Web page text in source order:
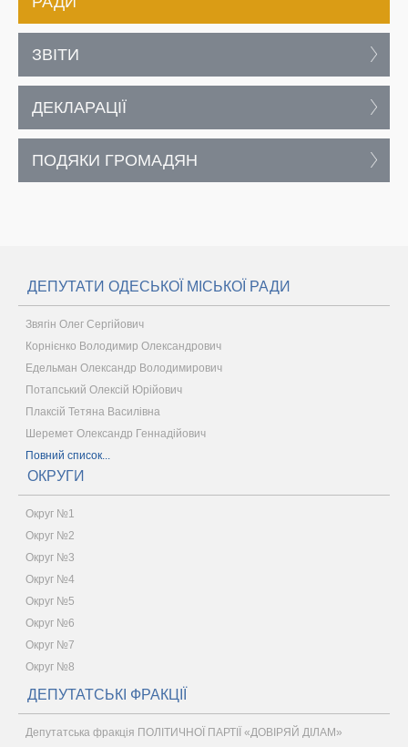
ЗВІТИ
ДЕКЛАРАЦІЇ
ПОДЯКИ ГРОМАДЯН
ДЕПУТАТИ ОДЕСЬКОЇ МІСЬКОЇ РАДИ
Звягін Олег Сергійович
Корнієнко Володимир Олександрович
Едельман Олександр Володимирович
Потапський Олексій Юрійович
Плаксій Тетяна Василівна
Шеремет Олександр Геннадійович
Повний список...
ОКРУГИ
Округ №1
Округ №2
Округ №3
Округ №4
Округ №5
Округ №6
Округ №7
Округ №8
ДЕПУТАТСЬКІ ФРАКЦІЇ
Депутатська фракція ПОЛІТИЧНОЇ ПАРТІЇ «ДОВІРЯЙ ДІЛАМ»